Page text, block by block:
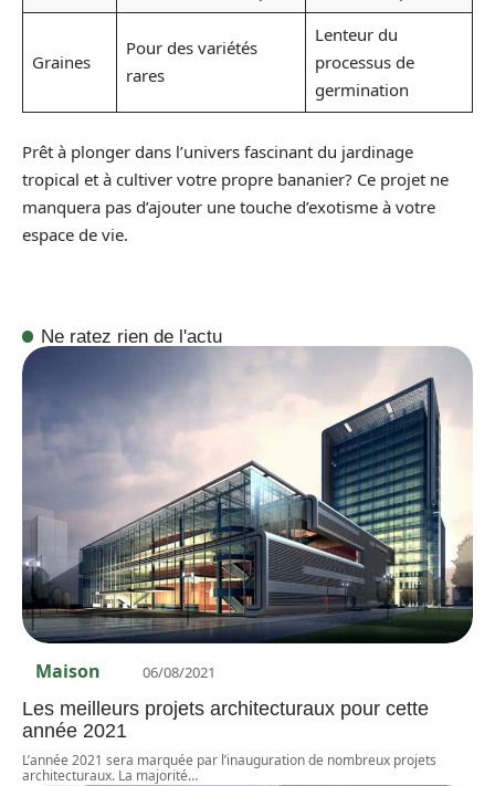
Graines
Pour des variétés
rares
Lenteur du
processus de
germination
Prêt à plonger dans l’univers fascinant du jardinage
tropical et à cultiver votre propre bananier? Ce projet ne
manquera pas d’ajouter une touche d’exotisme à votre
espace de vie.
Ne ratez rien de l'actu
Maison 06/08/2021
Les meilleurs projets architecturaux pour cette
année 2021
L’année 2021 sera marquée par l’inauguration de nombreux projets
architecturaux. La majorité…